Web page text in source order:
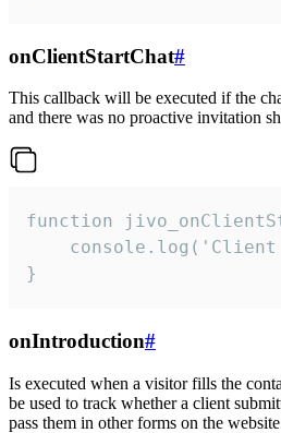
onClientStartChat#
This callback will be executed if the
and there was no proactive invitation
function
}
onIntroduction#
Is executed when a visitor fills the
be used to track whether a client
pass them in other forms on the